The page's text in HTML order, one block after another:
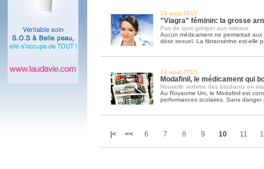
24 aout 2015
"Viagra" féminin: la grosse
Pas de quoi grimper aux rideaux
Aucun médicament ne permettait
désir sexuel. La fibransérine est-elle
24 aout 2015
Modafinil, le médicament qui
Nouvelle vedette des étudiants en
Au Royaume Uni, le Modafinil est
performances scolaires. Sans danger
|< << 6 7 8 9 10 11